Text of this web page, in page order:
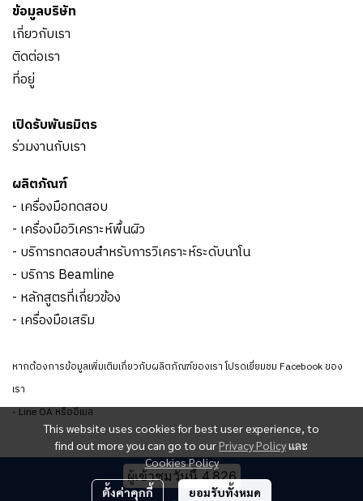
This website uses cookies for best user experience, to
find out more you can go to ourPrivacy Policyและ
Cookies Policy
ตั้งค่าคุกกี้ ยอมรับทั้งหมด
ข้อมูลบริษัท
เกี่ยวกับเรา
ติดต่อเรา
ที่อยู่
เปิดรับพันธมิตร
ร่วมงานกับเรา
ผลิตภัณฑ์
- เครื่องมือทดสอบ
- เครื่องมือวิเคราะห์พื้นผิว
- บริการทดสอบสำหรับการวิเคราะห์ระดับนาโน
- บริการ Beamline
- หลักสูตรที่เกี่ยวข้อง
- เครื่องมือเสริม
หากต้องการข้อมูลเพิ่มเติมเกี่ยวกับผลิตภัณฑ์ของเรา โปรดเยี่ยมชม Facebook ของ
เรา
- Line OA หรืออีเมล
ผู้เข้าชมวันนี้4,826